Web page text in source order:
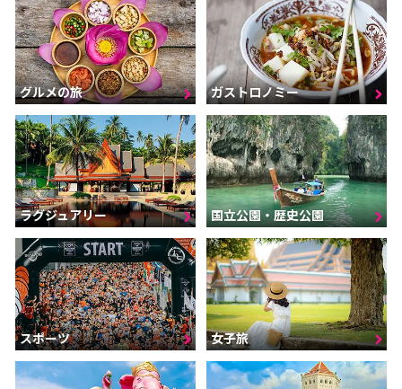
グルメの旅 ガストロノミー
ラグジュアリー 国立公園・歴史公園
スポーツ 女子旅